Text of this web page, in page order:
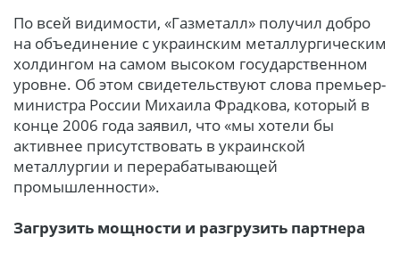
По всей видимости, «Газметалл» получил добро
на объединение с украинским металлургическим
холдингом на самом высоком государственном
уровне. Об этом свидетельствуют слова премьер-
министра России Михаила Фрадкова, который в
конце 2006 года заявил, что «мы хотели бы
активнее присутствовать в украинской
металлургии и перерабатывающей
промышленности».
Загрузить мощности и разгрузить партнера